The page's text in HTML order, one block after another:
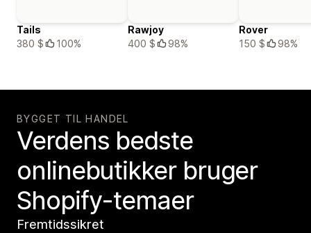
Tails
380 $
100%
Rawjoy
400 $
98%
Rover
150 $
98%
BYGGET TIL HANDEL
Verdens bedste
onlinebutikker bruger
Shopify-temaer
Fremtidssikret